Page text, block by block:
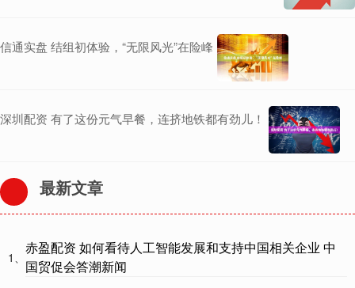
信通实盘 结组初体验，“无限风光”在险峰
深圳配资 有了这份元气早餐，连挤地铁都有劲儿！
最新文章
1、
赤盈配资 如何看待人工智能发展和支持中国相关企业 中
国贸促会答潮新闻